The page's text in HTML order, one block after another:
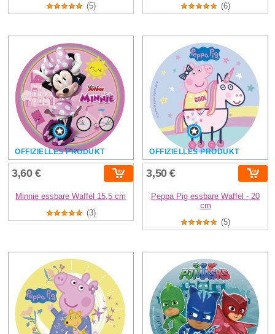
(5)
(6)
OFFIZIELLES PRODUKT
3,60 €
Minnie essbare Waffel 15,5 cm
(3)
OFFIZIELLES PRODUKT
3,50 €
Peppa Pig essbare Waffel - 20
cm
(5)